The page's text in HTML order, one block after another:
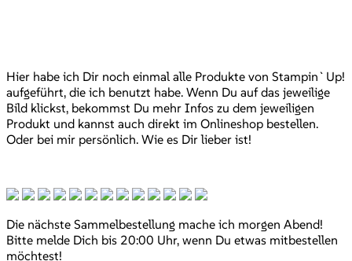
Hier habe ich Dir noch einmal alle Produkte von Stampin`Up!
aufgeführt, die ich benutzt habe. Wenn Du auf das jeweilige
Bild klickst, bekommst Du mehr Infos zu dem jeweiligen
Produkt und kannst auch direkt im Onlineshop bestellen.
Oder bei mir persönlich. Wie es Dir lieber ist!
Die nächste Sammelbestellung mache ich morgen Abend!
Bitte melde Dich bis 20:00 Uhr, wenn Du etwas mitbestellen
möchtest!